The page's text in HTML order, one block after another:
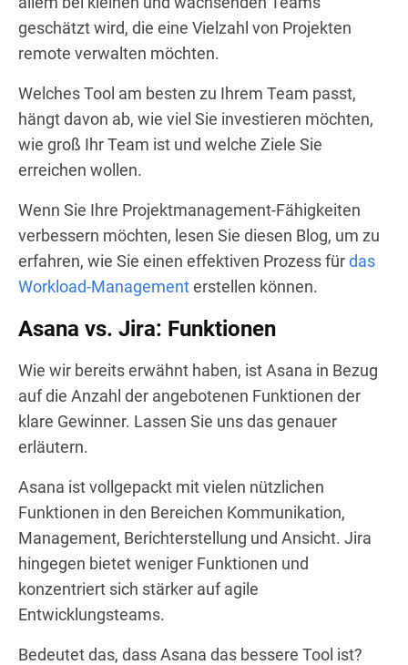
geschätzt wird, die eine Vielzahl von Projekten
remote verwalten möchten.
Welches Tool am besten zu Ihrem Team passt,
hängt davon ab, wie viel Sie investieren möchten,
wie groß Ihr Team ist und welche Ziele Sie
erreichen wollen.
Wenn Sie Ihre Projektmanagement-Fähigkeiten
verbessern möchten, lesen Sie diesen Blog, um zu
erfahren, wie Sie einen effektiven Prozess fürdas
Workload-Managementerstellen können.
Asana vs. Jira: Funktionen
Wie wir bereits erwähnt haben, ist Asana in Bezug
auf die Anzahl der angebotenen Funktionen der
klare Gewinner. Lassen Sie uns das genauer
erläutern.
Asana ist vollgepackt mit vielen nützlichen
Funktionen in den Bereichen Kommunikation,
Management, Berichterstellung und Ansicht. Jira
hingegen bietet weniger Funktionen und
konzentriert sich stärker auf agile
Entwicklungsteams.
Bedeutet das, dass Asana das bessere Tool ist?